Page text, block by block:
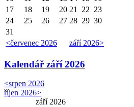
<červenec 2026 září 2026>
17
18 19 20 21 22 23
24
25 26 27 28 29 30
31
Kalendář září 2026
<srpen 2026
říjen 2026>
září 2026